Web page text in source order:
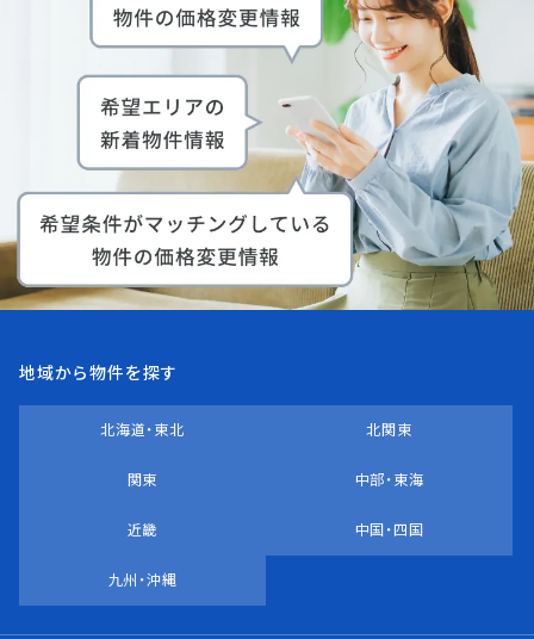
地域から物件を探す
北海道・東北 北関東
関東 中部・東海
近畿 中国・四国
九州・沖縄